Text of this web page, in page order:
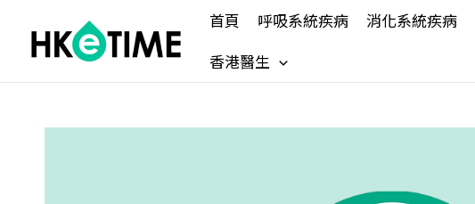
content
首頁 呼吸系統疾病 消化系統疾病
香港醫生